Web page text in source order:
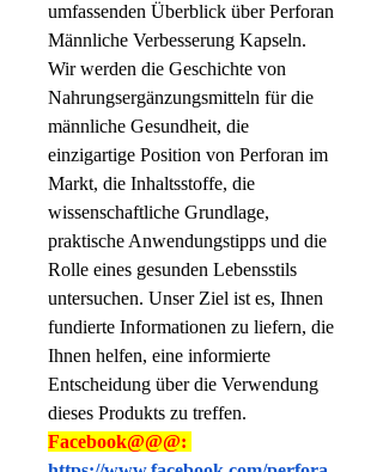
umfassenden Überblick über Perforan
Männliche Verbesserung Kapseln.
Wir werden die Geschichte von
Nahrungsergänzungsmitteln für die
männliche Gesundheit, die
einzigartige Position von Perforan im
Markt, die Inhaltsstoffe, die
wissenschaftliche Grundlage,
praktische Anwendungstipps und die
Rolle eines gesunden Lebensstils
untersuchen. Unser Ziel ist es, Ihnen
fundierte Informationen zu liefern, die
Ihnen helfen, eine informierte
Entscheidung über die Verwendung
dieses Produkts zu treffen.